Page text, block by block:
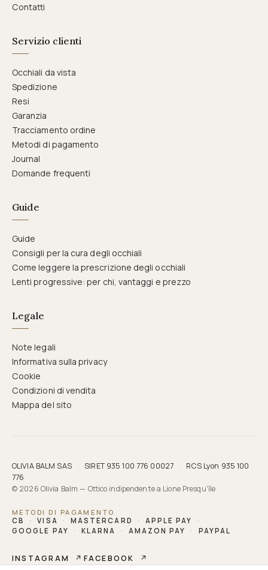
Contatti
Servizio clienti
Occhiali da vista
Spedizione
Resi
Garanzia
Tracciamento ordine
Metodi di pagamento
Journal
Domande frequenti
Guide
Guide
Consigli per la cura degli occhiali
Come leggere la prescrizione degli occhiali
Lenti progressive: per chi, vantaggi e prezzo
Legale
Note legali
Informativa sulla privacy
Cookie
Condizioni di vendita
Mappa del sito
OLIVIA BALM SAS · SIRET 935 100 776 00027 ·
RCS Lyon 935 100
776
© 2026 Olivia Balm — Ottico indipendente a Lione Presqu'île
METODI DI PAGAMENTO
CB
· VISA · MASTERCARD · APPLE PAY
·
GOOGLE PAY
· KLARNA · AMAZON PAY · PAYPAL
INSTAGRAM ↗ FACEBOOK ↗